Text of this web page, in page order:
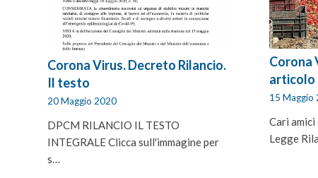
Corona Virus. Decreto Rilancio.
Il testo
20 Maggio 2020
DPCM RILANCIO IL TESTO
INTEGRALE Clicca sull'immagine per
s…
Corona
articolo
15 Maggio
Cari
Legge